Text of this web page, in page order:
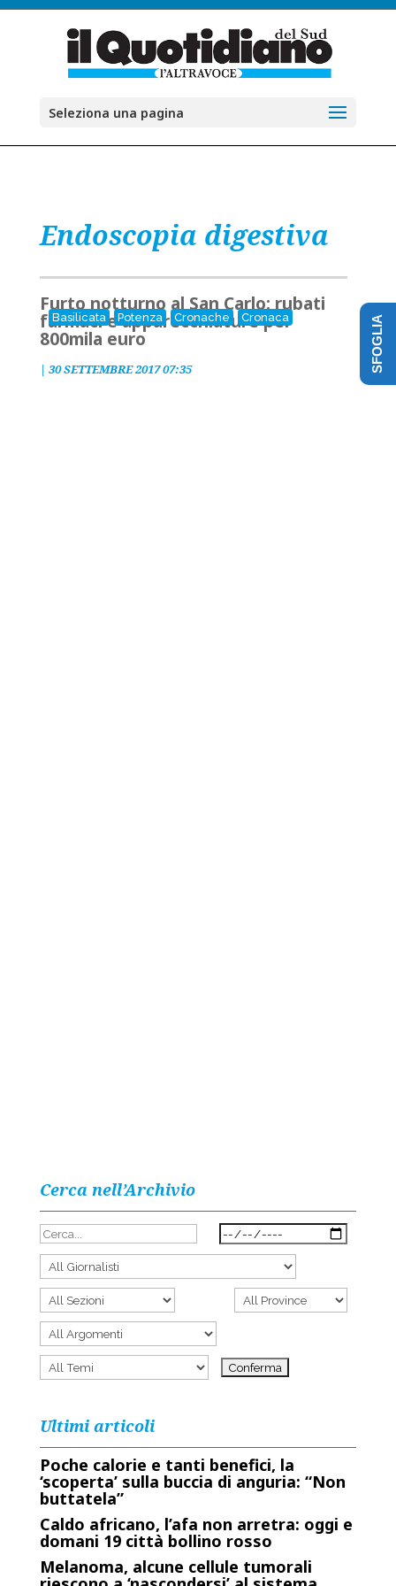
Seleziona una pagina
Endoscopia digestiva
Basilicata Potenza Cronache Cronaca
Furto notturno al San Carlo: rubati
farmaci e apparecchiature per
800mila euro
| 30 SETTEMBRE 2017 07:35
Cerca nell’Archivio
Ultimi articoli
Poche calorie e tanti benefici, la
‘scoperta’ sulla buccia di anguria: “Non
buttatela”
Caldo africano, l’afa non arretra: oggi e
domani 19 città bollino rosso
Melanoma, alcune cellule tumorali
SFOGLIA